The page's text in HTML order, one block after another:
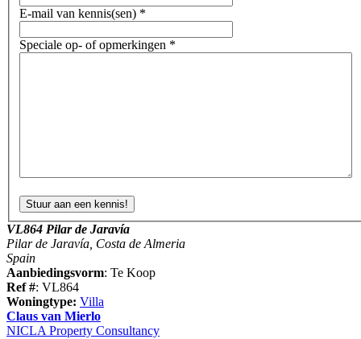
E-mail van kennis(sen) *
Speciale op- of opmerkingen *
VL864 Pilar de Jaravía
Pilar de Jaravía, Costa de Almeria
Spain
Aanbiedingsvorm: Te Koop
Ref #: VL864
Woningtype: Villa
Claus van Mierlo
NICLA Property Consultancy